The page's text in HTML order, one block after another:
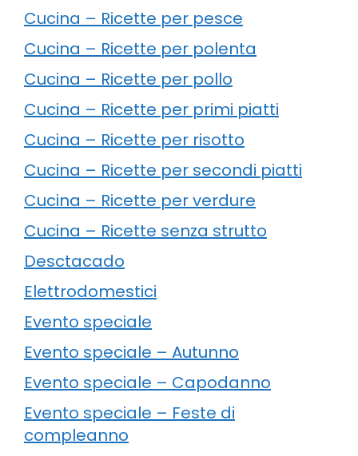
Cucina – Ricette per pesce
Cucina – Ricette per polenta
Cucina – Ricette per pollo
Cucina – Ricette per primi piatti
Cucina – Ricette per risotto
Cucina – Ricette per secondi piatti
Cucina – Ricette per verdure
Cucina – Ricette senza strutto
Desctacado
Elettrodomestici
Evento speciale
Evento speciale – Autunno
Evento speciale – Capodanno
Evento speciale – Feste di
compleanno